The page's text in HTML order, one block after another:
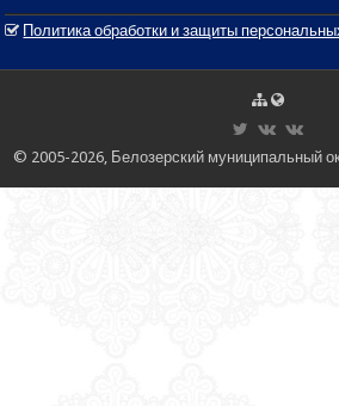
Политика обработки и защиты
© 2005-2026, Белозерский муниципальный